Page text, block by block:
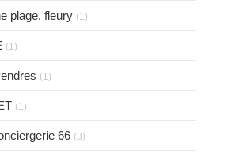
plage, fleury (1)
(1)
(1)
(1)
66 (3)